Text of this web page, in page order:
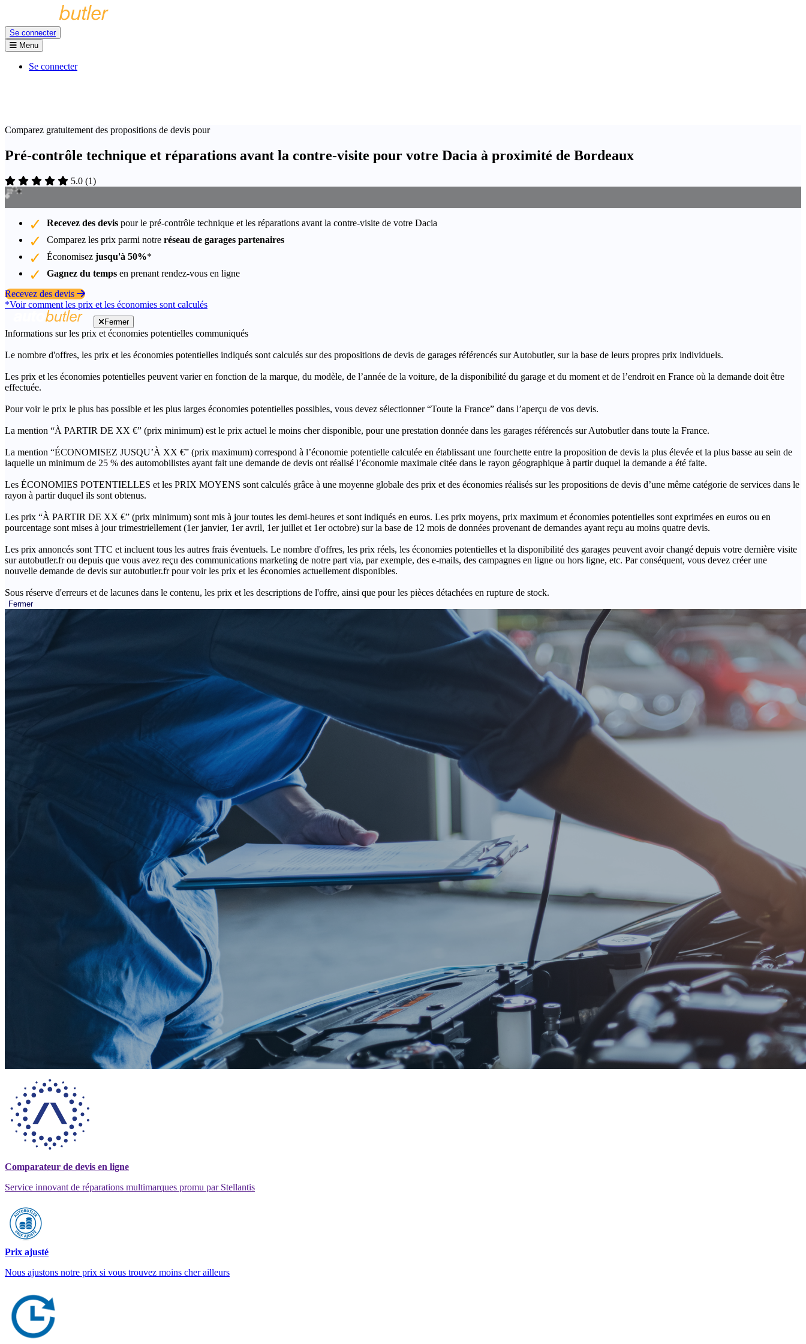
Se connecter
Menu
Se connecter
Comparez gratuitement des propositions de devis pour
Pré-contrôle technique et réparations avant la contre-visite pour votre Dacia à proximité de Bordeaux
5.0 (1)
Recevez des devis pour le pré-contrôle technique et les réparations avant la contre-visite de votre Dacia
Comparez les prix parmi notre réseau de garages partenaires
Économisez jusqu'à 50%*
Gagnez du temps en prenant rendez-vous en ligne
Recevez des devis
*Voir comment les prix et les économies sont calculés
Fermer
Informations sur les prix et économies potentielles communiqués
Le nombre d'offres, les prix et les économies potentielles indiqués sont calculés sur des propositions de devis de garages référencés sur Autobutler, sur la base de leurs propres prix individuels.
Les prix et les économies potentielles peuvent varier en fonction de la marque, du modèle, de l’année de la voiture, de la disponibilité du garage et du moment et de l’endroit en France où la demande doit être
effectuée.
Pour voir le prix le plus bas possible et les plus larges économies potentielles possibles, vous devez sélectionner “Toute la France” dans l’aperçu de vos devis.
La mention “À PARTIR DE XX €” (prix minimum) est le prix actuel le moins cher disponible, pour une prestation donnée dans les garages référencés sur Autobutler dans toute la France.
La mention “ÉCONOMISEZ JUSQU’À XX €” (prix maximum) correspond à l’économie potentielle calculée en établissant une fourchette entre la proposition de devis la plus élevée et la plus basse au sein de
laquelle un minimum de 25 % des automobilistes ayant fait une demande de devis ont réalisé l’économie maximale citée dans le rayon géographique à partir duquel la demande a été faite.
Les ÉCONOMIES POTENTIELLES et les PRIX MOYENS sont calculés grâce à une moyenne globale des prix et des économies réalisés sur les propositions de devis d’une même catégorie de services dans le
rayon à partir duquel ils sont obtenus.
Les prix “À PARTIR DE XX €” (prix minimum) sont mis à jour toutes les demi-heures et sont indiqués en euros. Les prix moyens, prix maximum et économies potentielles sont exprimées en euros ou en
pourcentage sont mises à jour trimestriellement (1er janvier, 1er avril, 1er juillet et 1er octobre) sur la base de 12 mois de données provenant de demandes ayant reçu au moins quatre devis.
Les prix annoncés sont TTC et incluent tous les autres frais éventuels. Le nombre d'offres, les prix réels, les économies potentielles et la disponibilité des garages peuvent avoir changé depuis votre dernière visite
sur autobutler.fr ou depuis que vous avez reçu des communications marketing de notre part via, par exemple, des e-mails, des campagnes en ligne ou hors ligne, etc. Par conséquent, vous devez créer une
nouvelle demande de devis sur autobutler.fr pour voir les prix et les économies actuellement disponibles.
Sous réserve d'erreurs et de lacunes dans le contenu, les prix et les descriptions de l'offre, ainsi que pour les pièces détachées en rupture de stock.
Fermer
Comparateur de devis en ligne
Service innovant de réparations multimarques promu par Stellantis
Prix ajusté
Nous ajustons notre prix si vous trouvez moins cher ailleurs